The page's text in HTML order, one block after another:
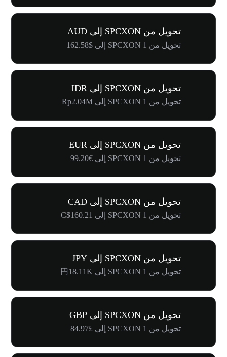
تحويل من SPCXON إلى AUD
تحويل من 1 SPCXON إلى $162.58
تحويل من SPCXON إلى IDR
تحويل من 1 SPCXON إلى Rp2.04M
تحويل من SPCXON إلى EUR
تحويل من 1 SPCXON إلى €99.20
تحويل من SPCXON إلى CAD
تحويل من 1 SPCXON إلى C$160.21
تحويل من SPCXON إلى JPY
تحويل من 1 SPCXON إلى 円18.11K
تحويل من SPCXON إلى GBP
تحويل من 1 SPCXON إلى £84.97